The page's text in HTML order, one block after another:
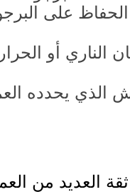
على
الناري أو
الذي يحدده
العديد من